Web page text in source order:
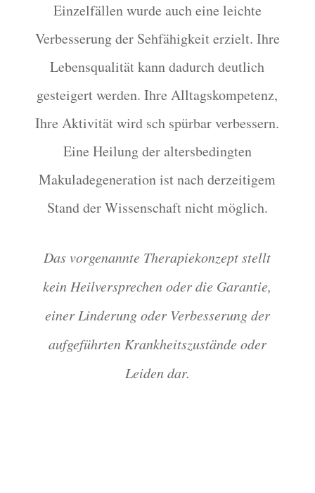
Einzelfällen wurde auch eine leichte
Verbesserung der Sehfähigkeit erzielt. Ihre
Lebensqualität kann dadurch deutlich
gesteigert werden. Ihre Alltagskompetenz,
Ihre Aktivität wird sch spürbar verbessern.
Eine Heilung der altersbedingten
Makuladegeneration ist nach derzeitigem
Stand der Wissenschaft nicht möglich.
Das vorgenannte Therapiekonzept stellt
kein Heilversprechen oder die Garantie,
einer Linderung oder Verbesserung der
aufgeführten Krankheitszustände oder
Leiden dar.